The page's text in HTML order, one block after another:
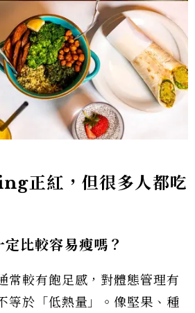
正紅，但很多人都吃
定比較容易瘦嗎？
常較有飽足感，對體態管理有
等於「低熱量」。像堅果、種